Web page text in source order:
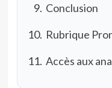
Conclusion
Rubrique
Accès aux